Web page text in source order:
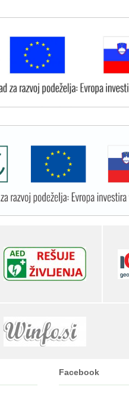
Facebook